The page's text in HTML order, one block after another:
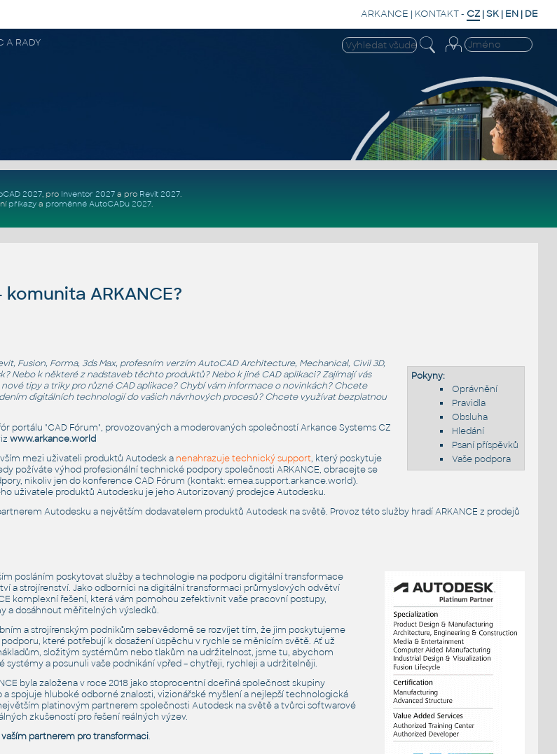
ARKANCE | KONTAKT- CZ |SK | EN | DE
A RADY
2027, pro Inventor 2027a pro Revit 2027.
příkazya proměnné AutoCADu 2027.
ARKANCE?
Pokyny:
Oprávnění
Pravidla
Obsluha
Hledání
Psaní příspěvků
Vaše podpora
Fusion, Forma, 3ds Max, profesním verzím AutoCAD Architecture, Mechanical, Civil 3D,
Nebo k některé z nadstaveb těchto produktů? Nebo k jiné CAD aplikaci? Zajímají vás
tipy a triky pro různé CAD aplikace? Chybí vám informace o novinkách? Chcete
digitálních technologií do vašich návrhových procesů? Chcete využívat bezplatnou
portálu "CAD Fórum", provozovaných a moderovaných společností Arkance Systems CZ
www.arkance.world
mezi uživateli produktů Autodesk a nenahrazuje technický support, který poskytuje
požíváte výhod profesionální technické podpory společnosti ARKANCE, obracejte se
nikoliv jen do konference CAD Fórum (kontakt: emea.support.arkance.world).
uživatele produktů Autodesku je jeho Autorizovaný prodejce Autodesku.
Autodesku a největším dodavatelem produktů Autodesk na světě. Provoz této služby hradí ARKANCE z prodejů
posláním poskytovat služby a technologie na podporu digitální transformace
a strojírenství. Jako odborníci na digitální transformaci průmyslových odvětví
komplexní řešení, která vám pomohou zefektivnit vaše pracovní postupy,
a dosáhnout měřitelných výsledků.
a strojírenským podnikům sebevědomě se rozvíjet tím, že jim poskytujeme
které potřebují k dosažení úspěchu v rychle se měnícím světě. Ať už
složitým systémům nebo tlakům na udržitelnost, jsme tu, abychom
systémy a posunuli vaše podnikání vpřed – chytřeji, rychleji a udržitelněji.
byla založena v roce 2018 jako stoprocentní dceřiná společnost skupiny
a spojuje hluboké odborné znalosti, vizionářské myšlení a nejlepší technologická
platinovým partnerem společnosti Autodesk na světě a tvůrci softwarové
zkušeností pro řešení reálných výzev.
vaším partnerem pro transformaci.